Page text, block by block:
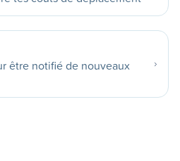
être notifié de nouveaux